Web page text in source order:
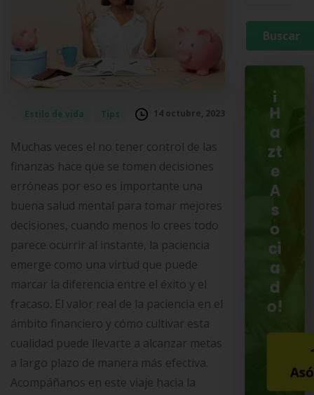
Estilo de vida Tips 14 octubre, 2023
Muchas veces el no tener control de las
finanzas hace que se tomen decisiones
erróneas por eso es importante una
buena salud mental para tomar mejores
decisiones, cuando menos lo crees todo
parece ocurrir al instante, la paciencia
emerge como una virtud que puede
marcar la diferencia entre el éxito y el
fracaso. El valor real de la paciencia en el
ámbito financiero y cómo cultivar esta
cualidad puede llevarte a alcanzar metas
a largo plazo de manera más efectiva.
Acompáñanos en este viaje hacia la
¡
H
a
zt
e
A
s
o
ci
a
d
o!